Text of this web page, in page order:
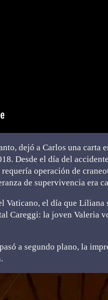
dejó a Carlos una carta
Desde el día del
operación de
de supervivencia era
Vaticano, el día que
Careggi: la joven Valeria
a segundo plano, la